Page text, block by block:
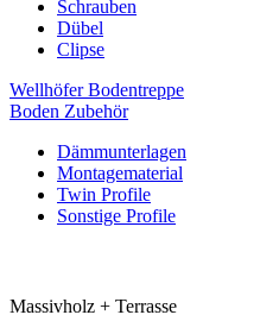
Schrauben
Dübel
Clipse
Wellhöfer Bodentreppe
Boden Zubehör
Dämmunterlagen
Montagematerial
Twin Profile
Sonstige Profile
Massivholz + Terrasse